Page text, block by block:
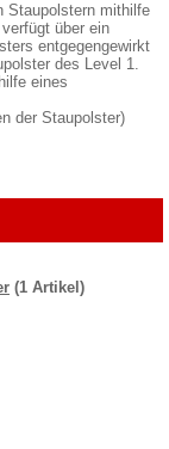
Staupolstern mithilfe
über ein
entgegengewirkt
des Level 1.
eines
der Staupolster)
(1 Artikel)